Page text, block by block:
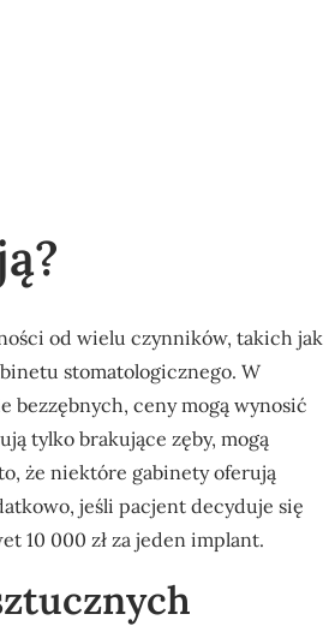
od wielu czynników, takich jak
stomatologicznego. W
bezzębnych, ceny mogą wynosić
tylko brakujące zęby, mogą
że niektóre gabinety oferują
jeśli pacjent decyduje się
10 000 zł za jeden implant.